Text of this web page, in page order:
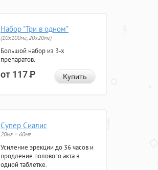
Набор "Три в одном"
(10x100мг, 20x20мг)
Большой набор из 3-х
препаратов.
от 117Р Купить
Супер Сиалис
20мг + 60мг
Усиление эрекции до 36 часов и
продление полового акта в
одной таблетке.